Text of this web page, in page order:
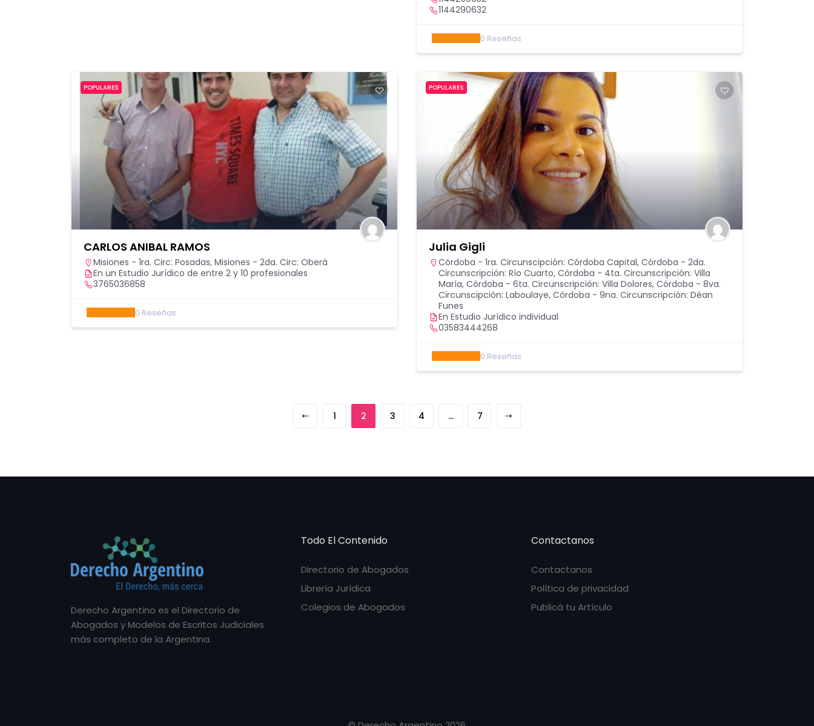
1144290632
0 Reseñas
POPULARES
CARLOS ANIBAL RAMOS
Misiones - 1ra. Circ: Posadas, Misiones - 2da. Circ: Oberá
En un Estudio Jurídico de entre 2 y 10 profesionales
3765036858
0 Reseñas
POPULARES
Julia Gigli
Córdoba - 1ra. Circunscipción: Córdoba Capital, Córdoba - 2da.
Circunscripción: Río Cuarto, Córdoba - 4ta. Circunscripción: Villa
María, Córdoba - 6ta. Circunscripción: Villa Dolores, Córdoba - 8va.
Circunscipción: Laboulaye, Córdoba - 9na. Circunscripción: Déan
Funes
En Estudio Jurídico individual
03583444268
0 Reseñas
1 2 3 4 … 7
Derecho Argentino es el Directorio de
Abogados y Modelos de Escritos Judiciales
más completo de la Argentina.
Todo El Contenido
Directorio de Abogados
Librería Jurídica
Colegios de Abogados
Contactanos
Contactanos
Política de privacidad
Publicá tu Artículo